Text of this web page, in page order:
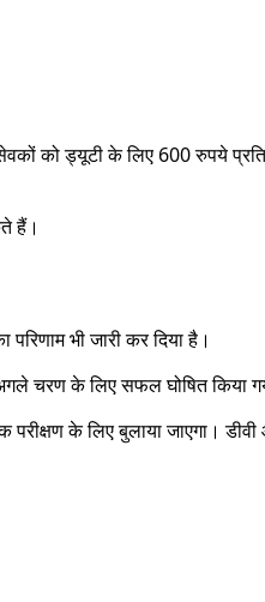
को ड्यूटी के लिए 600 रुपये
हैं।
परिणाम भी जारी कर दिया है।
चरण के लिए सफल घोषित किया
के लिए बुलाया जाएगा।